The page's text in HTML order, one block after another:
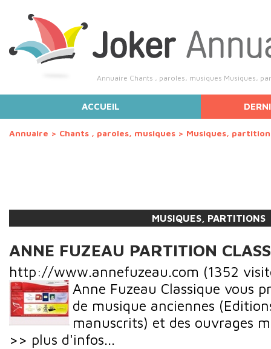
Annuaire Chants , paroles, musiques Musiques,
MUSIQUES, PARTITIONS
ACCUEIL
Annuaire > Chants , paroles, musiques > Musiques,
ANNE FUZEAU PARTITION
http://www.annefuzeau.com (1352
Anne Fuzeau Classique vous
de musique anciennes
manuscrits) et des ouvrages
>> plus d'infos...